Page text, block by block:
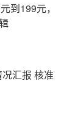
到199元，
汇报 核准